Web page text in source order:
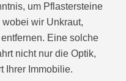
um Pflastersteine
wir Unkraut,
Eine solche
nicht nur die Optik,
Ihrer Immobilie.